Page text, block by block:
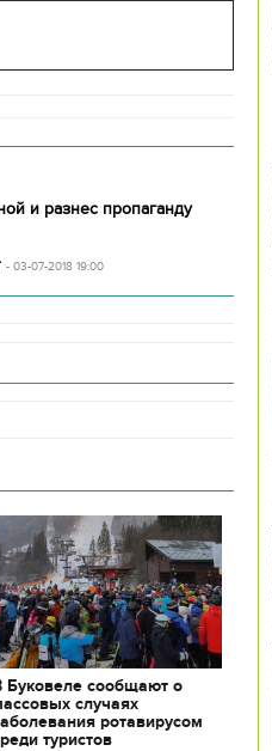
и разнес пропаганду
- 03-07-2018 19:00
Буковеле сообщают о
случаях
ротавирусом
туристов